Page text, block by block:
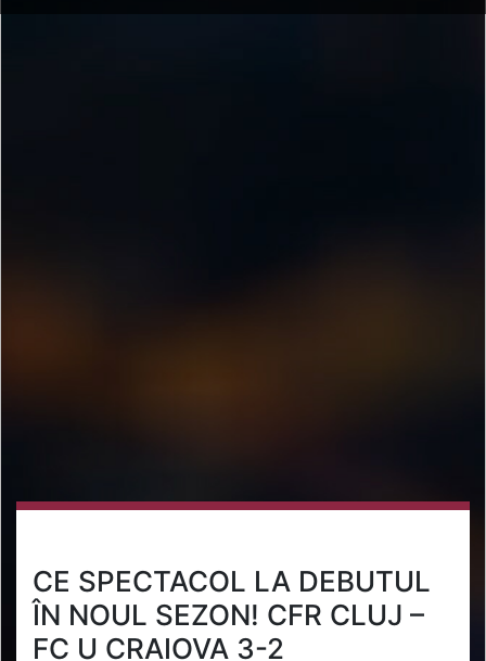
CE SPECTACOL LA DEBUTUL
ÎN NOUL SEZON! CFR CLUJ –
FC U CRAIOVA 3-2